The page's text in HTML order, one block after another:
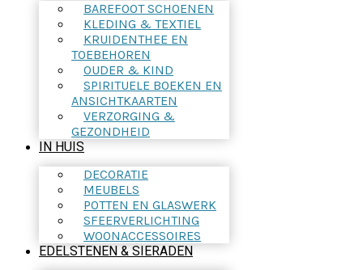
BAREFOOT SCHOENEN
KLEDING & TEXTIEL
KRUIDENTHEE EN
TOEBEHOREN
OUDER & KIND
SPIRITUELE BOEKEN EN
ANSICHTKAARTEN
VERZORGING &
GEZONDHEID
IN HUIS
DECORATIE
MEUBELS
POTTEN EN GLASWERK
SFEERVERLICHTING
WOONACCESSOIRES
EDELSTENEN & SIERADEN